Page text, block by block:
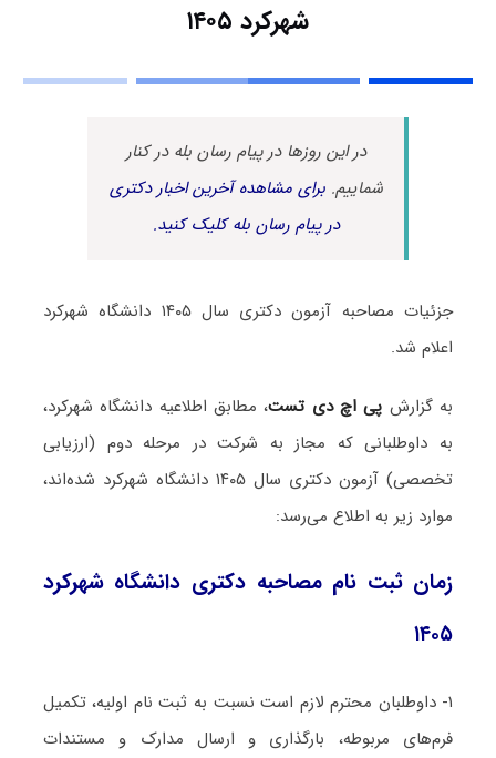
شهرکرد ۱۴۰۵
در این روزها در پیام رسان بله در کنار
شماییم.برای مشاهده آخرین اخبار دکتری
در پیام رسان بله کلیک کنید.
جزئیات مصاحبه آزمون دکتری سال ۱۴۰۵ دانشگاه شهرکرد
اعلام شد.
به گزارش پی اچ دی تست، مطابق اطلاعیه دانشگاه شهرکرد،
به داوطلبانی که مجاز به شرکت در مرحله دوم (ارزیابی
تخصصی) آزمون دکتری سال ۱۴۰۵ دانشگاه شهرکرد شده‌اند،
موارد زیر به اطلاع می‌رسد:
زمان ثبت نام مصاحبه دکتری دانشگاه شهرکرد
۱۴۰۵
۱- داوطلبان محترم لازم است نسبت به ثبت نام اولیه، تکمیل
فرم‌های مربوطه، بارگذاری و ارسال مدارک و مستندات